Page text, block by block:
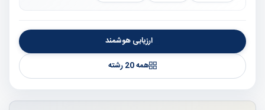
ارزیابی هوشمند
همه 20 رشته